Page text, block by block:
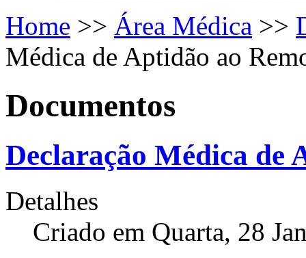
Home >> Área Médica >>
Médica de Aptidão ao
Documentos
Declaração Médica de
Detalhes
Criado em Quarta, 28